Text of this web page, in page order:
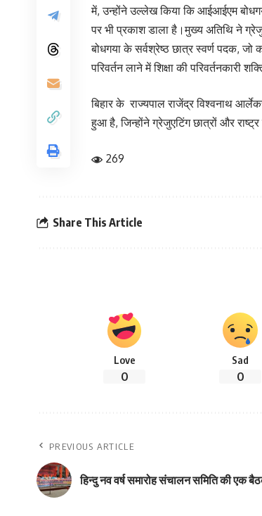
में, उन्होंने उल्लेख किया कि आईआईएम
पर भी प्रकाश डाला है।मुख्य अतिथि ने
बोधगया के सर्वश्रेष्ठ छात्र स्वर्ण पदक,
परिवर्तन लाने में शिक्षा की परिवर्तनकारी
बिहार के राज्यपाल राजेंद्र विश्वनाथ
हुआ है, जिन्होंने ग्रेजुएटिंग छात्रों और
269
Share This Article
Love
0
Sad
0
PREVIOUS ARTICLE
हिन्दु नव वर्ष समारोह संचालन समिति की एक